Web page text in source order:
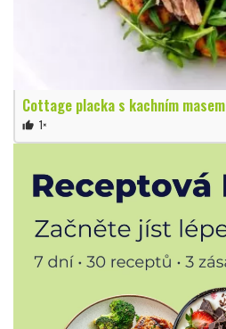
Cottage placka s kachním masem
thumb_up 1×